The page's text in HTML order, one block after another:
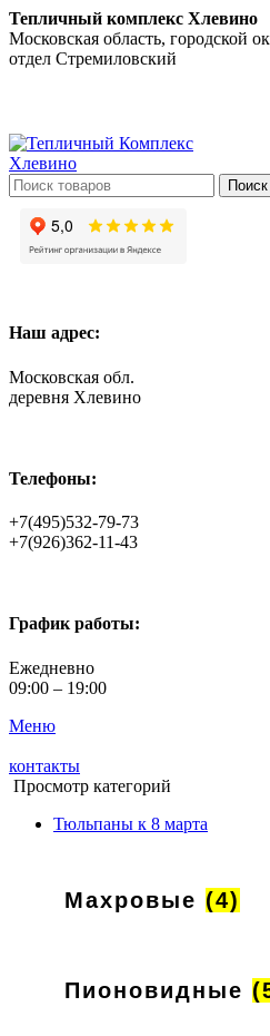
Тепличный комплекс Хлевино
Московская область, городской
отдел Стремиловский
Поиск
Наш адрес:
Московская обл.
деревня Хлевино
Телефоны:
+7(495)532-79-73
+7(926)362-11-43
График работы:
Ежедневно
09:00 – 19:00
Меню
контакты
Просмотр категорий
Тюльпаны к 8 марта
Махровые (4)
Пионовидные